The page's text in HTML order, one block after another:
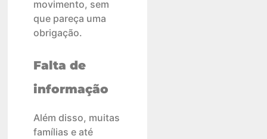
movimento, sem
que pareça uma
obrigação.
Falta de
informação
Além disso, muitas
famílias e até